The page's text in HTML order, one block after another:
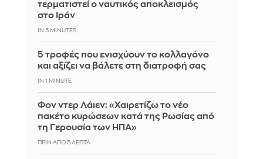
τερματιστεί ο ναυτικός αποκλεισμός
στο Ιράν
IN 3 MINUTES
5 τροφές που ενισχύουν το κολλαγόνο
και αξίζει να βάλετε στη διατροφή σας
IN 1 MINUTE
Φον ντερ Λάιεν: «Χαιρετίζω το νέο
πακέτο κυρώσεων κατά της Ρωσίας από
τη Γερουσία των ΗΠΑ»
ΠΡΙΝ ΑΠΌ 5 ΛΕΠΤΆ